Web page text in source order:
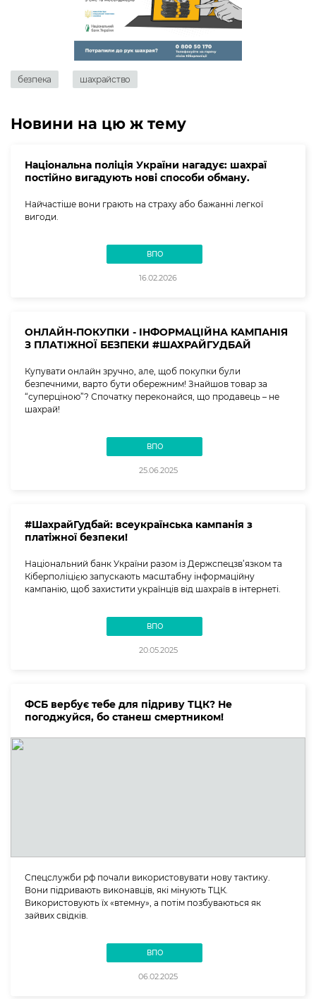
безпека шахрайство
Новини на цю ж тему
Національна поліція України нагадує: шахраї
постійно вигадують нові способи обману.
Найчастіше вони грають на страху або бажанні легкої
вигоди.
ВПО
16.02.2026
ОНЛАЙН-ПОКУПКИ - ІНФОРМАЦІЙНА КАМПАНІЯ
З ПЛАТІЖНОЇ БЕЗПЕКИ #ШАХРАЙГУДБАЙ
Купувати онлайн зручно, але, щоб покупки були
безпечними, варто бути обережним! Знайшов товар за
“суперціною”? Спочатку переконайся, що продавець – не
шахрай!
ВПО
25.06.2025
#ШахрайГудбай: всеукраїнська кампанія з
платіжної безпеки!
Національний банк України разом із Держспецзв’язком та
Кіберполіцією запускають масштабну інформаційну
кампанію, щоб захистити українців від шахраїв в інтернеті.
ВПО
20.05.2025
ФСБ вербує тебе для підриву ТЦК? Не
погоджуйся, бо станеш смертником!
Спецслужби рф почали використовувати нову тактику.
Вони підривають виконавців, які мінують ТЦК.
Використовують їх «втемну», а потім позбуваються як
зайвих свідків.
ВПО
06.02.2025